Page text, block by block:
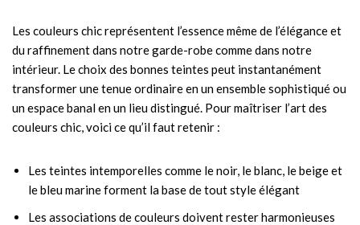
Les couleurs chic représentent l’essence même de l’élégance et
du raffinement dans notre garde-robe comme dans notre
intérieur. Le choix des bonnes teintes peut instantanément
transformer une tenue ordinaire en un ensemble sophistiqué ou
un espace banal en un lieu distingué. Pour maîtriser l’art des
couleurs chic, voici ce qu’il faut retenir :
Les teintes intemporelles comme le noir, le blanc, le beige et
le bleu marine forment la base de tout style élégant
Les associations de couleurs doivent rester harmonieuses